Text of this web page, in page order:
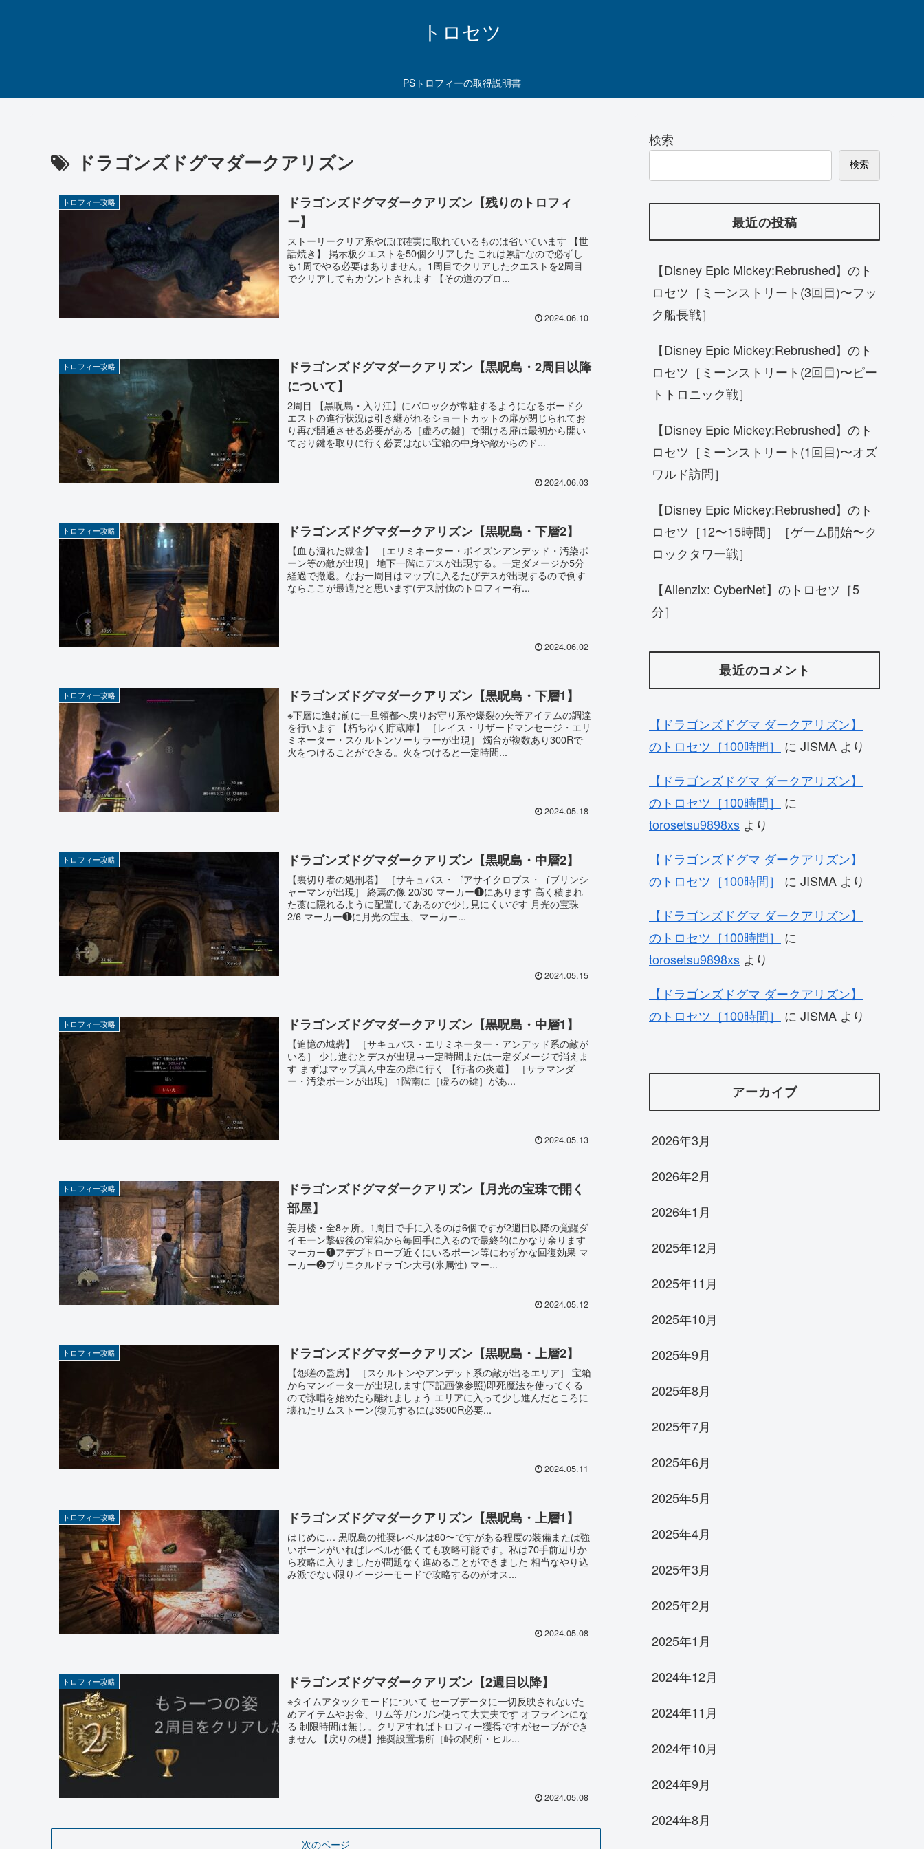
トロセツ
PSトロフィーの取得説明書
ドラゴンズドグマダークアリズン
トロフィー攻略
ドラゴンズドグマダークアリズン【残りのトロフィ
ー】
ストーリークリア系やほぼ確実に取れているものは省いています 【世
話焼き】 掲示板クエストを50個クリアした これは累計なので必ずし
も1周でやる必要はありません。1周目でクリアしたクエストを2周目
でクリアしてもカウントされます 【その道のプロ...
2024.06.10
トロフィー攻略
ドラゴンズドグマダークアリズン【黒呪島・2周目以降
について】
2周目 【黒呪島・入り江】にバロックが常駐するようになるボードク
エストの進行状況は引き継がれるショートカットの扉が閉じられてお
り再び開通させる必要がある［虚ろの鍵］で開ける扉は最初から開い
ており鍵を取りに行く必要はない宝箱の中身や敵からのド...
2024.06.03
トロフィー攻略 ドラゴンズドグマダークアリズン【黒呪島・下層2】
【血も涸れた獄舎】 ［エリミネーター・ポイズンアンデッド・汚染ポ
ーン等の敵が出現］ 地下一階にデスが出現する。一定ダメージか5分
経過で撤退。なお一周目はマップに入るたびデスが出現するので倒す
ならここが最適だと思います(デス討伐のトロフィー有...
2024.06.02
トロフィー攻略 ドラゴンズドグマダークアリズン【黒呪島・下層1】
※下層に進む前に一旦領都へ戻りお守り系や爆裂の矢等アイテムの調達
を行います 【朽ちゆく貯蔵庫】 ［レイス・リザードマンセージ・エリ
ミネーター・スケルトンソーサラーが出現］ 燭台が複数あり300Rで
火をつけることができる。火をつけると一定時間...
2024.05.18
トロフィー攻略 ドラゴンズドグマダークアリズン【黒呪島・中層2】
【裏切り者の処刑塔】 ［サキュバス・ゴアサイクロプス・ゴブリンシ
ャーマンが出現］ 終焉の像 20/30 マーカー❶にあります 高く積まれ
た藁に隠れるように配置してあるので少し見にくいです 月光の宝珠
2/6 マーカー❶に月光の宝玉、マーカー...
2024.05.15
トロフィー攻略 ドラゴンズドグマダークアリズン【黒呪島・中層1】
【追憶の城砦】 ［サキュバス・エリミネーター・アンデッド系の敵が
いる］ 少し進むとデスが出現→一定時間または一定ダメージで消えま
す まずはマップ真ん中左の扉に行く 【行者の炎道】 ［サラマンダ
ー・汚染ポーンが出現］ 1階南に［虚ろの鍵］があ...
2024.05.13
トロフィー攻略
ドラゴンズドグマダークアリズン【月光の宝珠で開く
部屋】
姜月楼・全8ヶ所。1周目で手に入るのは6個ですが2週目以降の覚醒ダ
イモーン撃破後の宝箱から毎回手に入るので最終的にかなり余ります
マーカー❶アデプトローブ近くにいるポーン等にわずかな回復効果 マ
ーカー❷プリニクルドラゴン大弓(氷属性) マー...
2024.05.12
トロフィー攻略 ドラゴンズドグマダークアリズン【黒呪島・上層2】
【怨嗟の監房】 ［スケルトンやアンデット系の敵が出るエリア］ 宝箱
からマンイーターが出現します(下記画像参照)即死魔法を使ってくる
ので詠唱を始めたら離れましょう エリアに入って少し進んだところに
壊れたリムストーン(復元するには3500R必要...
2024.05.11
トロフィー攻略 ドラゴンズドグマダークアリズン【黒呪島・上層1】
はじめに… 黒呪島の推奨レベルは80〜ですがある程度の装備または強
いポーンがいればレベルが低くても攻略可能です。私は70手前辺りか
ら攻略に入りましたが問題なく進めることができました 相当なやり込
み派でない限りイージーモードで攻略するのがオス...
2024.05.08
トロフィー攻略 ドラゴンズドグマダークアリズン【2週目以降】
※タイムアタックモードについて セーブデータに一切反映されないた
めアイテムやお金、リム等ガンガン使って大丈夫です オフラインにな
る 制限時間は無し。クリアすればトロフィー獲得ですがセーブができ
ません 【戻りの礎】推奨設置場所［峠の関所・ヒル...
2024.05.08
次のページ
検索
検索
最近の投稿
【Disney Epic Mickey:Rebrushed】のト
ロセツ［ミーンストリート(3回目)〜フッ
ク船長戦］
【Disney Epic Mickey:Rebrushed】のト
ロセツ［ミーンストリート(2回目)〜ピー
トトロニック戦］
【Disney Epic Mickey:Rebrushed】のト
ロセツ［ミーンストリート(1回目)〜オズ
ワルド訪問］
【Disney Epic Mickey:Rebrushed】のト
ロセツ［12〜15時間］［ゲーム開始〜ク
ロックタワー戦］
【Alienzix: CyberNet】のトロセツ［5
分］
最近のコメント
【ドラゴンズドグマ ダークアリズン】
のトロセツ［100時間］
に JISMA より
【ドラゴンズドグマ ダークアリズン】
のトロセツ［100時間］
に
torosetsu9898xs より
【ドラゴンズドグマ ダークアリズン】
のトロセツ［100時間］
に JISMA より
【ドラゴンズドグマ ダークアリズン】
のトロセツ［100時間］
に
torosetsu9898xs より
【ドラゴンズドグマ ダークアリズン】
のトロセツ［100時間］
に JISMA より
アーカイブ
2026年3月
2026年2月
2026年1月
2025年12月
2025年11月
2025年10月
2025年9月
2025年8月
2025年7月
2025年6月
2025年5月
2025年4月
2025年3月
2025年2月
2025年1月
2024年12月
2024年11月
2024年10月
2024年9月
2024年8月